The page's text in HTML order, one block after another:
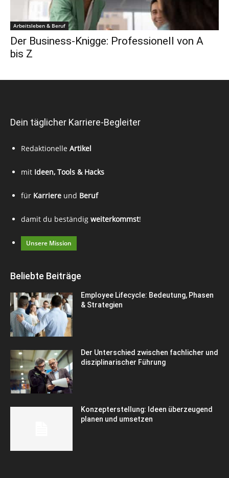
Arbeitsleben & Beruf
Der Business-Knigge: Professionell von A
bis Z
Dein täglicher Karriere-Begleiter
Redaktionelle Artikel
mit Ideen, Tools & Hacks
für Karriere und Beruf
damit du beständig weiterkommst!
Unsere Mission
Beliebte Beiträge
Employee Lifecycle: Bedeutung, Phasen
& Strategien
Der Unterschied zwischen fachlicher und
disziplinarischer Führung
Konzepterstellung: Ideen überzeugend
planen und umsetzen